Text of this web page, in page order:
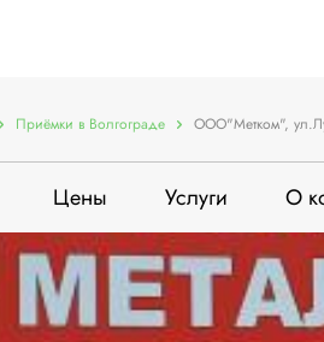
Приёмки в Волгограде ООО"Mетком",
Цены Услуги О